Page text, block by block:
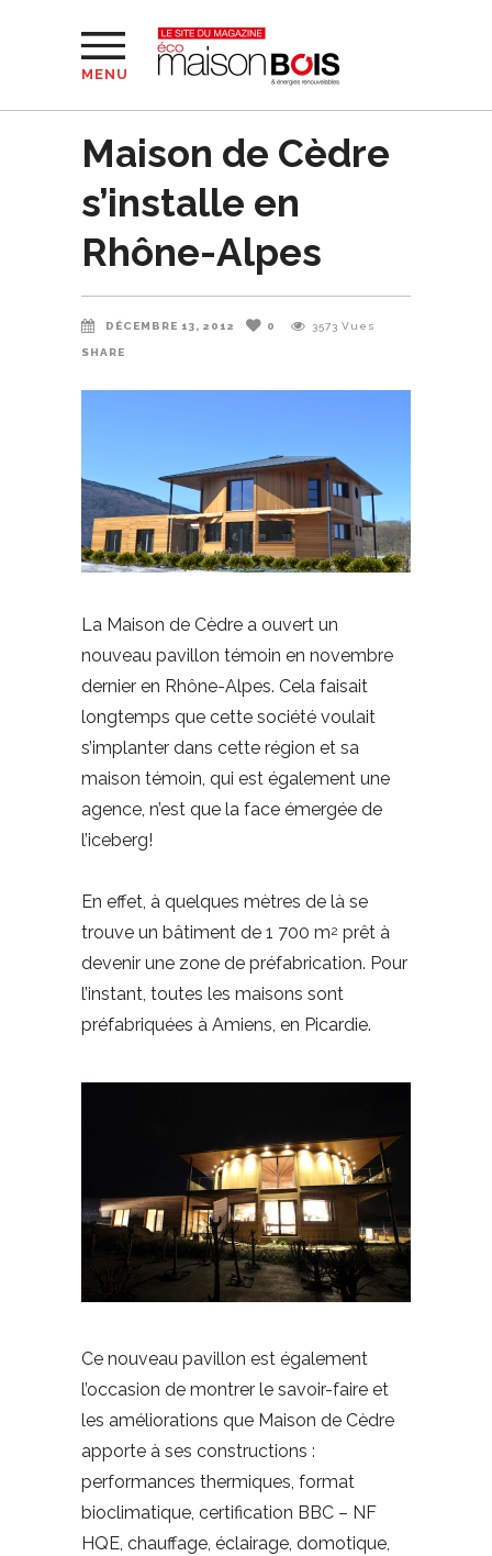
MENU
Maison de Cèdre
s’installe en
Rhône-Alpes
DÉCEMBRE 13, 2012 0 3573 Vues
SHARE
La Maison de Cèdre a ouvert un
nouveau pavillon témoin en novembre
dernier en Rhône-Alpes. Cela faisait
longtemps que cette société voulait
s’implanter dans cette région et sa
maison témoin, qui est également une
agence, n’est que la face émergée de
l’iceberg!
En effet, à quelques mètres de là se
trouve un bâtiment de 1 700 m2 prêt à
devenir une zone de préfabrication. Pour
l’instant, toutes les maisons sont
préfabriquées à Amiens, en Picardie.
Ce nouveau pavillon est également
l’occasion de montrer le savoir-faire et
les améliorations que Maison de Cèdre
apporte à ses constructions :
performances thermiques, format
bioclimatique, certification BBC – NF
HQE, chauffage, éclairage, domotique,